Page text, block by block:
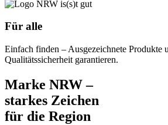
Für alle​
Einfach finden – Ausgezeichnete Produkte
Qualitätssicherheit garantieren.
Marke NRW –
starkes Zeichen
für die Region